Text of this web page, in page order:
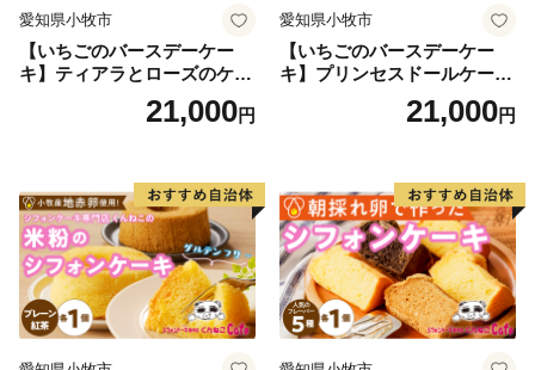
電話番号 075-414-4521
受付時間 平日 8時30分～17時15分
愛知県小牧市
【いちごのバースデーケー
キ】ティアラとローズのケー
キ スイーツ デザート 洋菓
子 お取り寄せ 愛知県 小牧市
レーション ホールケーキ 日
時指定可
21,000円
愛知県小牧市
【いちごのバースデーケー
キ】プリンセスドールケーキ
日時指定可 スイーツ デザー
ト 洋菓子 お取り寄せ 愛知県
デコレーションケーキ ホー
ルケーキ 人形 かわいい こど
も
21,000円